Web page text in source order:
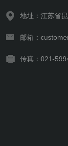
地址：江苏省
邮箱：
传真：021-